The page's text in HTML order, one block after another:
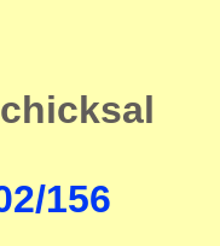
156